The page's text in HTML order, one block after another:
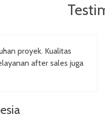
proyek. Kualitas
after sales juga